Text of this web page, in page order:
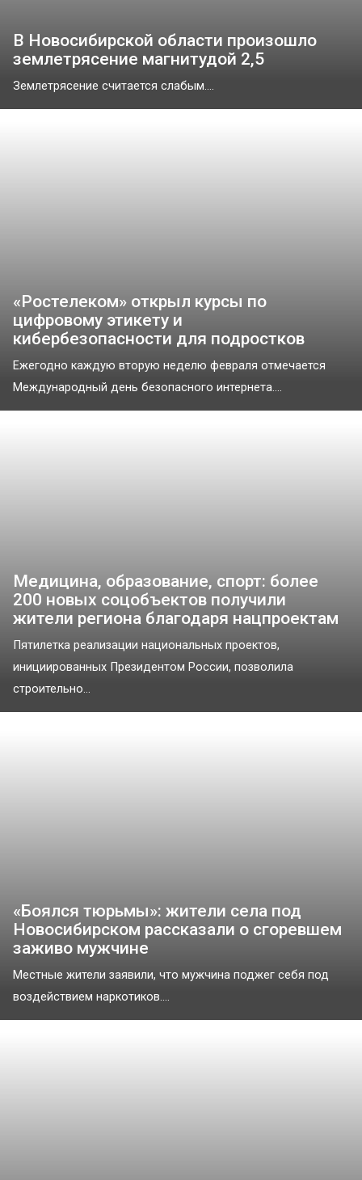
В Новосибирской области произошло
землетрясение магнитудой 2,5
Землетрясение считается слабым....
«Ростелеком» открыл курсы по
цифровому этикету и
кибербезопасности для подростков
Ежегодно каждую вторую неделю февраля отмечается
Международный день безопасного интернета....
Медицина, образование, спорт: более
200 новых соцобъектов получили
жители региона благодаря нацпроектам
Пятилетка реализации национальных проектов,
инициированных Президентом России, позволила
строительно...
«Боялся тюрьмы»: жители села под
Новосибирском рассказали о сгоревшем
заживо мужчине
Местные жители заявили, что мужчина поджег себя под
воздействием наркотиков....